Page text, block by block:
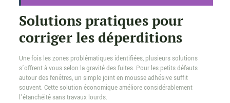
Solutions pratiques pour
corriger les déperditions
Une fois les zones problématiques identifiées, plusieurs solutions
s’offrent à vous selon la gravité des fuites. Pour les petits défauts
autour des fenêtres, un simple joint en mousse adhésive suffit
souvent. Cette solution économique améliore considérablement
l’étanchéité sans travaux lourds.